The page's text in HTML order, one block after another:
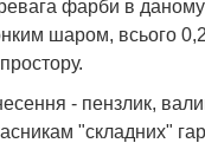
фарби в даному
шаром, всього
- пензлик,
"складних"